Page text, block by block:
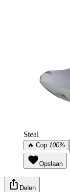
Steal
🔥 Cop 100%
Opslaan
Delen